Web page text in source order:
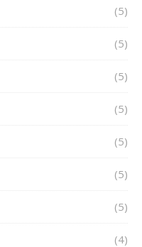
(5)
(5)
(5)
(5)
(5)
(5)
(5)
(4)